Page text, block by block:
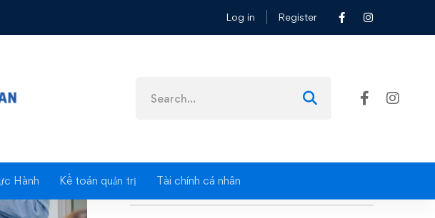
Log in Register
for:
Hành Kế toán quản trị Tài chính cá nhân
nhóm có chuyên môn cao trong ngành Kế toán